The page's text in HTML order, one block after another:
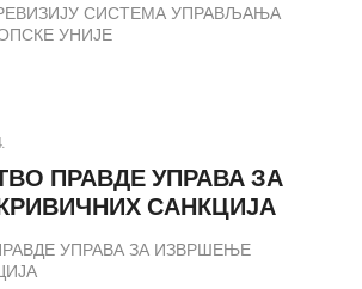
СИСТЕМА УПРАВЉАЊА
УНИЈЕ
ПРАВДЕ УПРАВА ЗА
САНКЦИЈА
УПРАВА ЗА ИЗВРШЕЊЕ